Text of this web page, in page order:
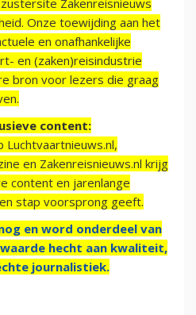
Zakenreisnieuws
Onze toewijding aan het
en onafhankelijke
en (zaken)reisindustrie
bron voor lezers die graag
content:
en Zakenreisnieuws.nl krijg
content en jarenlange
stap voorsprong geeft.
en word onderdeel van
hecht aan kwaliteit,
journalistiek.